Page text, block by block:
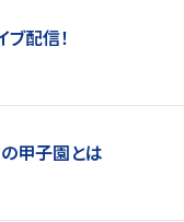
配信！
甲子園とは